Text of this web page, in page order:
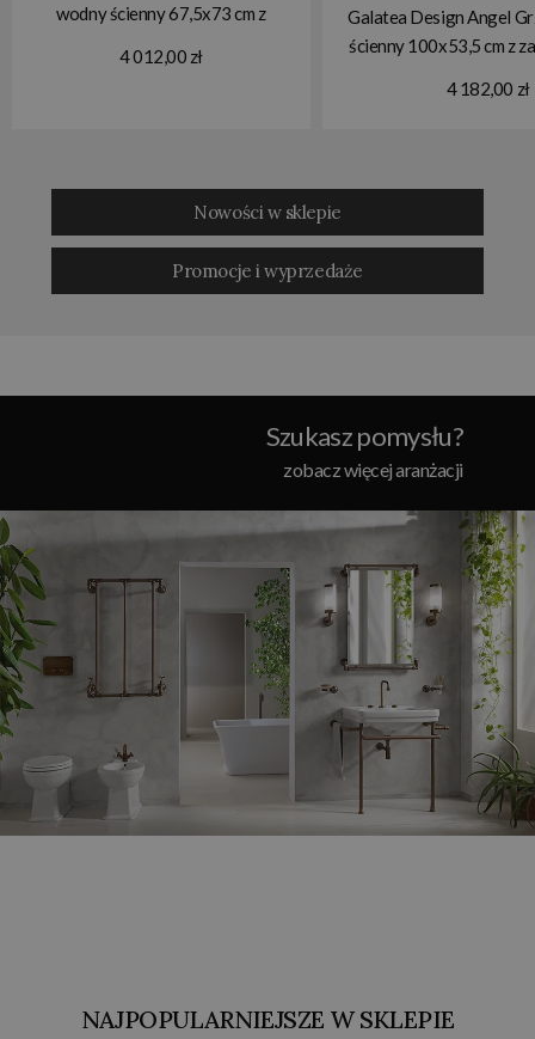
wodny ścienny 67,5x73 cm z
GDAHC101GOLD
4 012,00 zł
Galatea Design Angel
ścienny 100x53,5 cm z
W
4 182,00 zł
Nowości w sklepie
Promocje i wyprzedaże
Szukasz pomysłu?
zobacz więcej aranżacji
NAJPOPULARNIEJSZE W SKLEPIE